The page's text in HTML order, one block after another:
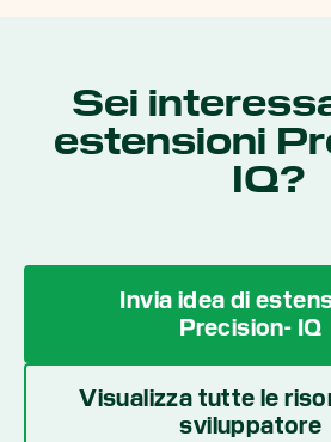
Sei
estensioni
IQ?
Invia idea di
Precision- IQ
Visualizza tutte le
sviluppatore